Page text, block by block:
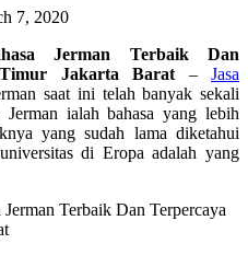
7, 2020
Jerman Terbaik Dan
Jakarta Barat –Jasa
saat ini telah banyak sekali
ialah bahasa yang lebih
yang sudah lama diketahui
di Eropa adalah yang